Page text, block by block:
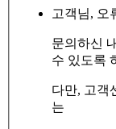
고객님, 오
문의하신
수 있도록
다만, 고객
는